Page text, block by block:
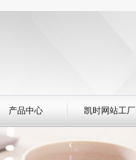
产品中心 凯时网站工厂